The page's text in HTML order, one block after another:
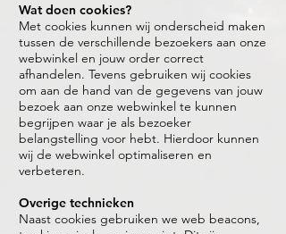
Wat doen cookies?
Met cookies kunnen wij onderscheid maken
tussen de verschillende bezoekers aan onze
webwinkel en jouw order correct
afhandelen. Tevens gebruiken wij cookies
om aan de hand van de gegevens van jouw
bezoek aan onze webwinkel te kunnen
begrijpen waar je als bezoeker
belangstelling voor hebt. Hierdoor kunnen
wij de webwinkel optimaliseren en
verbeteren.
Overige technieken
Naast cookies gebruiken we web beacons,